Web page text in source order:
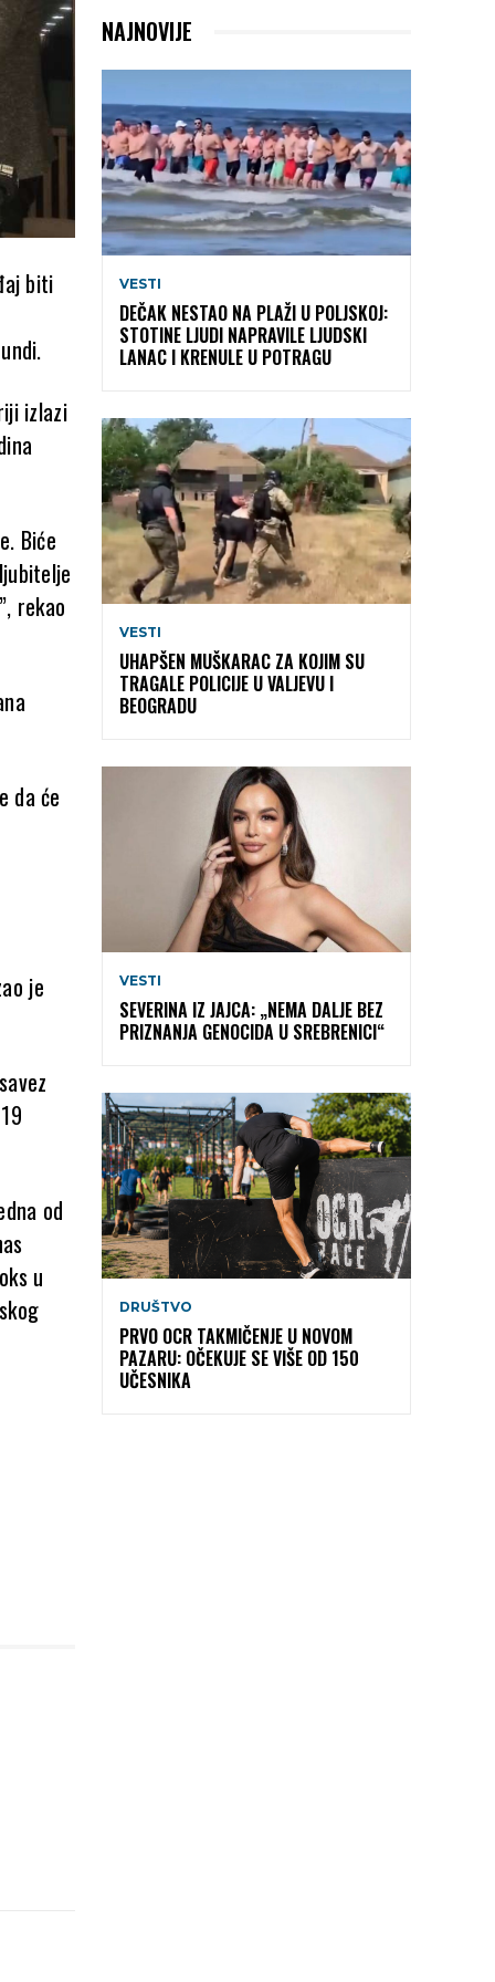
biti
izlazi
Biće
rekao
da će
je
od
u
NAJNOVIJE
VESTI
DEČAK NESTAO NA PLAŽI U POLJSKOJ:
STOTINE LJUDI NAPRAVILE LJUDSKI
LANAC I KRENULE U POTRAGU
VESTI
UHAPŠEN MUŠKARAC ZA KOJIM SU
TRAGALE POLICIJE U VALJEVU I
BEOGRADU
VESTI
SEVERINA IZ JAJCA: „NEMA DALJE BEZ
PRIZNANJA GENOCIDA U SREBRENICI“
DRUŠTVO
PRVO OCR TAKMIČENJE U NOVOM
PAZARU: OČEKUJE SE VIŠE OD 150
UČESNIKA